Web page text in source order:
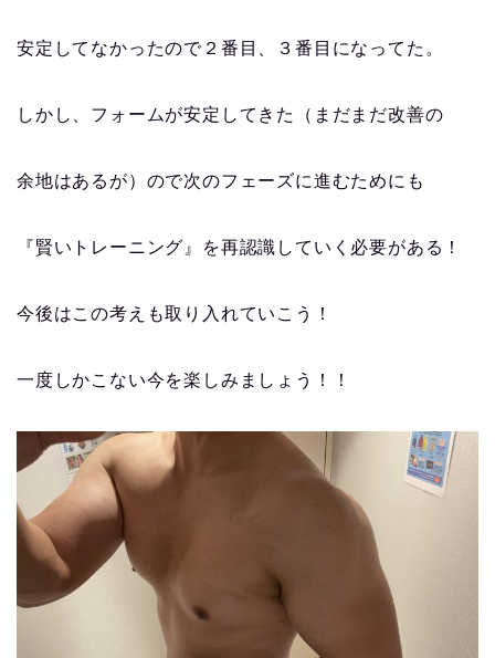
安定してなかったので２番目、３番目になってた。
しかし、フォームが安定してきた（まだまだ改善の
余地はあるが）ので次のフェーズに進むためにも
『賢いトレーニング』を再認識していく必要がある！
今後はこの考えも取り入れていこう！
一度しかこない今を楽しみましょう！！